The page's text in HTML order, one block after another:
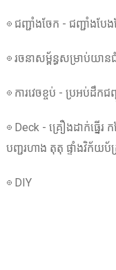
◎ ជញ្ជាំងចែក - ជញ្ជាំងបែ
◎ រចនាសម្ព័ន្ធសម្រាប់យ
◎ ការវេចខ្ចប់ - ប្រអប់ដឹកជ
◎ Deck - គ្រឿងដាក់ធ្នើរ
បញ្ជរហាង តុតុ ផ្ទាំងវិក័យប័
◎ DIY